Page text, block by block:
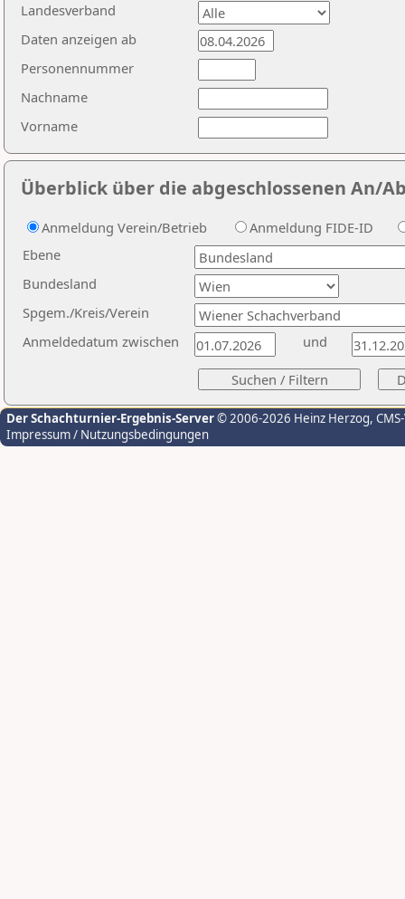
Landesverband
Daten anzeigen ab
Personennummer
Nachname
Vorname
Ebene
Überblick über die abgeschlossenen An/
Bundesland
Spgem./Kreis/Verein
Anmeldedatum zwischen
und
Anmeldung Verein/Betrieb Anmeldung FIDE-ID
Der Schachturnier-Ergebnis-Server© 2006-2026 Heinz Herzog,
Impressum / Nutzungsbedingungen